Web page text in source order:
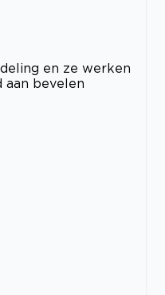
en ze werken
aan bevelen